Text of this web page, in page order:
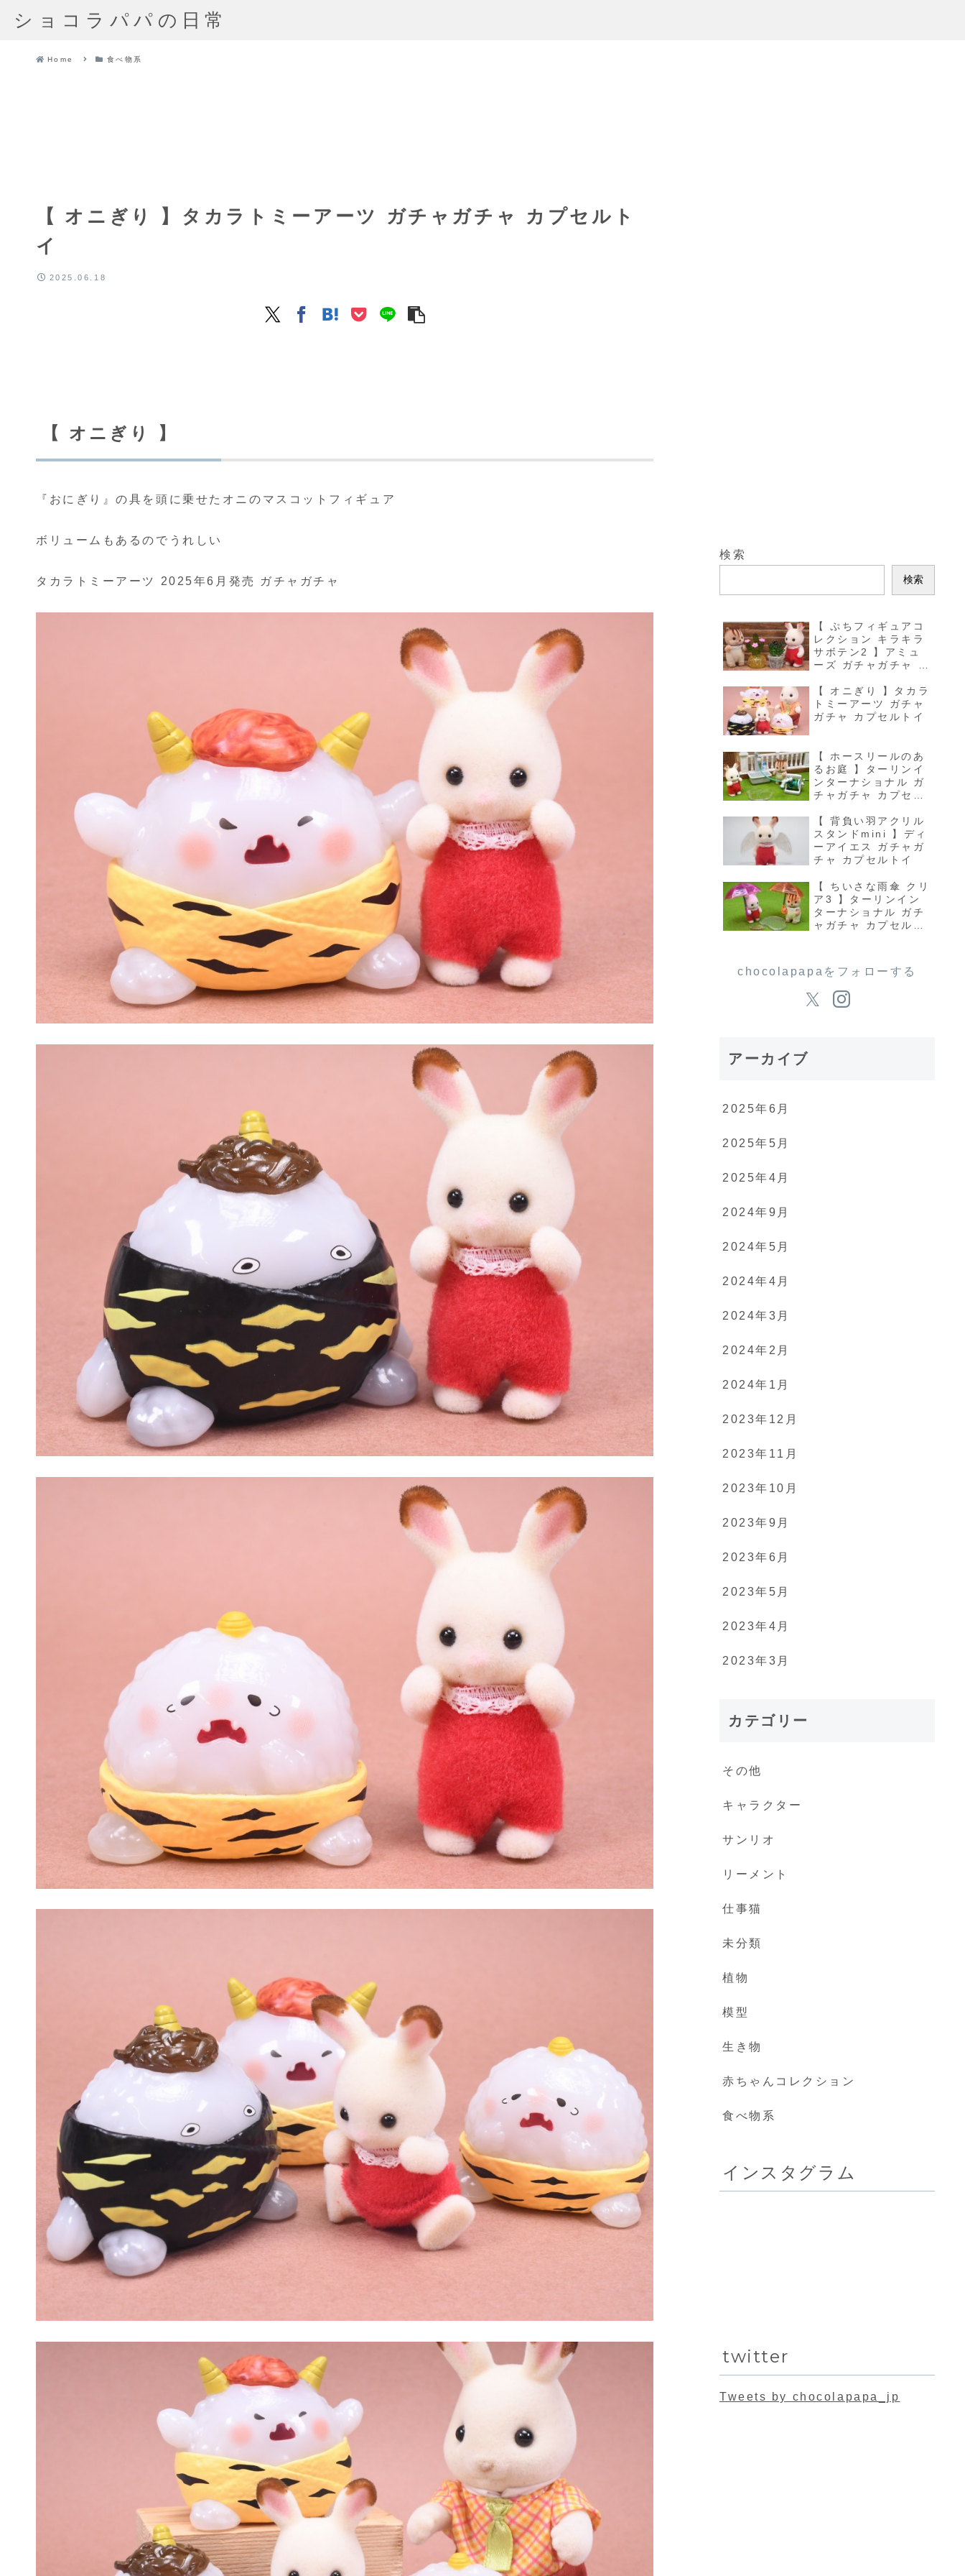
ショコラパパの日常
Home 食べ物系
【 オニぎり 】タカラトミーアーツ ガチャガチャ カプセルト
イ
2025.06.18
【 オニぎり 】
『おにぎり』の具を頭に乗せたオニのマスコットフィギュア
ボリュームもあるのでうれしい
タカラトミーアーツ 2025年6月発売 ガチャガチャ
検索
検索
【 ぷちフィギュアコ
レクション キラキラ
サボテン2 】アミュ
ーズ ガチャガチャ カ
【 オニぎり 】タカラ
トミーアーツ ガチャ
ガチャ カプセルトイ
【 ホースリールのあ
るお庭 】ターリンイ
ンターナショナル ガ
チャガチャ カプセル
【 背負い羽アクリル
スタンドmini 】ディ
ーアイエス ガチャガ
チャ カプセルトイ
【 ちいさな雨傘 クリ
ア3 】ターリンイン
ターナショナル ガチ
ャガチャ カプセルト
chocolapapaをフォローする
アーカイブ
2025年6月
2025年5月
2025年4月
2024年9月
2024年5月
2024年4月
2024年3月
2024年2月
2024年1月
2023年12月
2023年11月
2023年10月
2023年9月
2023年6月
2023年5月
2023年4月
2023年3月
カテゴリー
その他
キャラクター
サンリオ
リーメント
仕事猫
未分類
植物
模型
生き物
赤ちゃんコレクション
食べ物系
インスタグラム
twitter
Tweets by chocolapapa_jp